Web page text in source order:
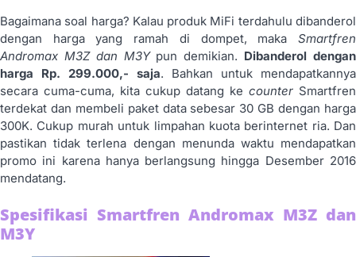
Bagaimana soal harga? Kalau produk MiFi terdahulu dibanderol
dengan harga yang ramah di dompet, maka Smartfren
Andromax M3Z dan M3Ypun demikian. Dibanderol dengan
harga Rp. 299.000,- saja. Bahkan untuk mendapatkannya
secara cuma-cuma, kita cukup datang ke counter Smartfren
terdekat dan membeli paket data sebesar 30 GB dengan harga
300K. Cukup murah untuk limpahan kuota berinternet ria. Dan
pastikan tidak terlena dengan menunda waktu mendapatkan
promo ini karena hanya berlangsung hingga Desember 2016
mendatang.
Spesifikasi Smartfren Andromax M3Z dan
M3Y